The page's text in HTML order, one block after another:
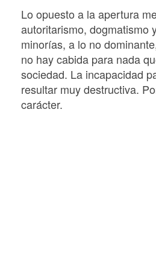
Lo opuesto a la apertura
autoritarismo, dogmatismo
minorías, a lo no
no hay cabida para nada
sociedad. La incapacidad
resultar muy destructiva.
carácter.